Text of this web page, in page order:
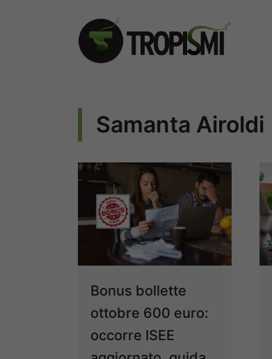
Samanta Airoldi
Bonus bollette
ottobre 600 euro:
occorre ISEE